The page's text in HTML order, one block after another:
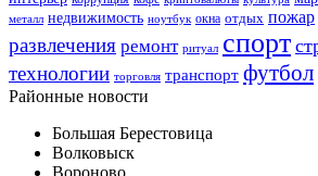
металл недвижимость ноутбук окна отдых пожар
развлечения ремонт ритуал спорт
технологии торговля транспорт футбол
Районные новости
Большая Берестовица
Волковыск
Вороново